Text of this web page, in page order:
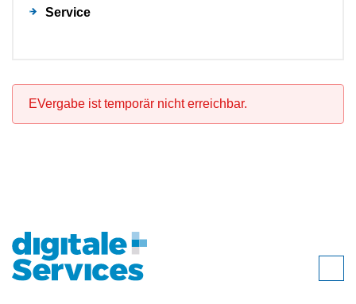
Service
EVergabe ist temporär nicht erreichbar.